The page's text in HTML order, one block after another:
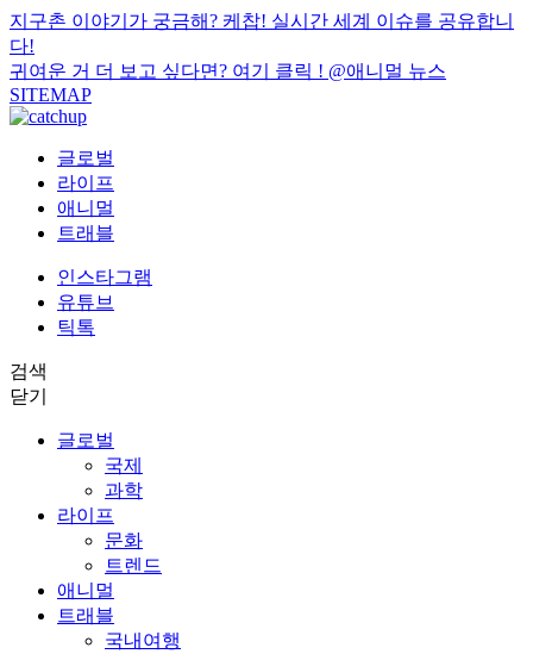
지구촌 이야기가 궁금해? 케찹! 실시간 세계 이슈를 공유합니
다!
귀여운 거 더 보고 싶다면? 여기 클릭 ! @애니멀 뉴스
SITEMAP
글로벌
라이프
애니멀
트래블
인스타그램
유튜브
틱톡
검색
닫기
글로벌
국제
과학
라이프
문화
트렌드
애니멀
트래블
국내여행